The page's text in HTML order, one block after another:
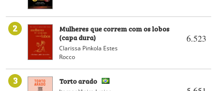
2
6.523
Mulheres que correm com os lobos
(capa dura)
Clarissa Pinkola Estes
Rocco
3 Torto arado